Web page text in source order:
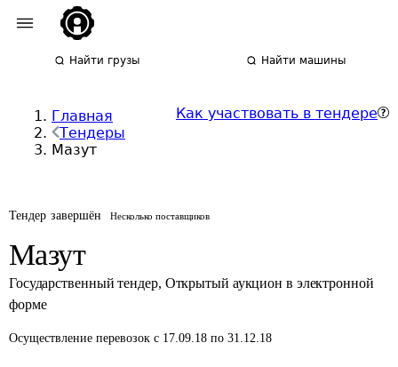
Найти грузы Найти машины
Главная
Тендеры
Мазут
Как участвовать в тендере
Тендер завершён Несколько поставщиков
Мазут
Государственный тендер, Открытый аукцион в электронной
форме
Осуществление перевозок с 17.09.18 по 31.12.18